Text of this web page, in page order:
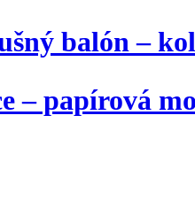
balón –
– papírová